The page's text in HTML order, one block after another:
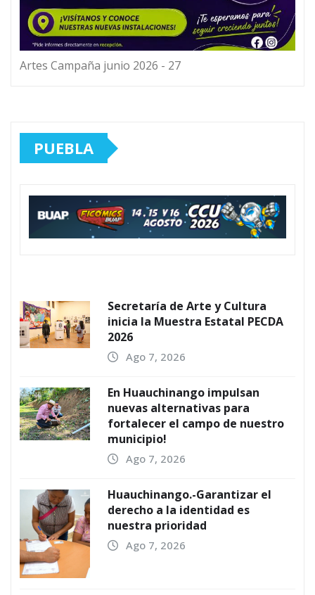
Artes Campaña junio 2026 - 27
PUEBLA
Secretaría de Arte y Cultura
inicia la Muestra Estatal PECDA
2026
Ago 7, 2026
En Huauchinango impulsan
nuevas alternativas para
fortalecer el campo de nuestro
municipio!
Ago 7, 2026
Huauchinango.-Garantizar el
derecho a la identidad es
nuestra prioridad
Ago 7, 2026